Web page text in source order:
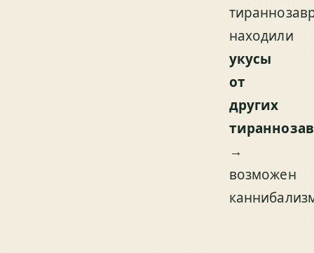
находили
укусы
от
других
→
возможен